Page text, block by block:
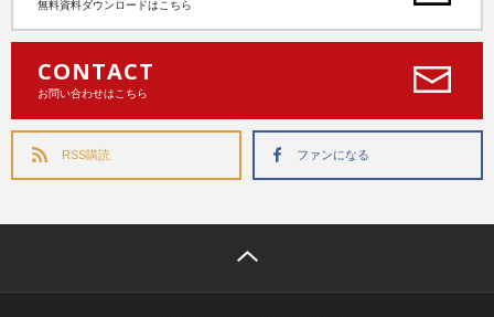
無料資料ダウンロードはこちら
CONTACT
お問い合わせはこちら
RSS購読 ファンになる